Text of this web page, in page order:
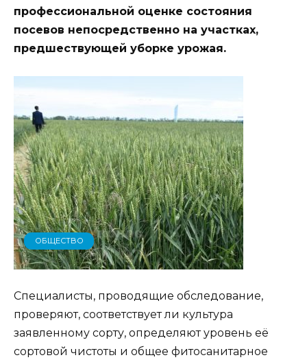
профессиональной оценке состояния
посевов непосредственно на участках,
предшествующей уборке урожая.
ОБЩЕСТВО
Специалисты, проводящие обследование,
проверяют, соответствует ли культура
заявленному сорту, определяют уровень её
сортовой чистоты и общее фитосанитарное